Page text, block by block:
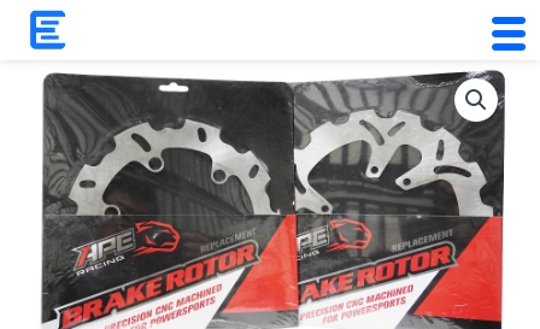
Skip
contentQuantidade
Disco
Travao
Trás
Ape
Floreado
Yamaha
Dtr
125